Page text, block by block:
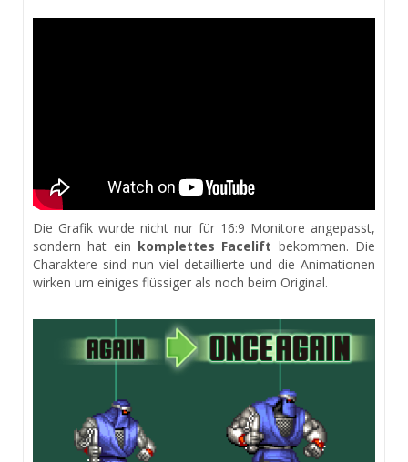
Die Grafik wurde nicht nur für 16:9 Monitore angepasst,
sondern hat ein komplettes Facelift bekommen. Die
Charaktere sind nun viel detaillierte und die Animationen
wirken um einiges flüssiger als noch beim Original.